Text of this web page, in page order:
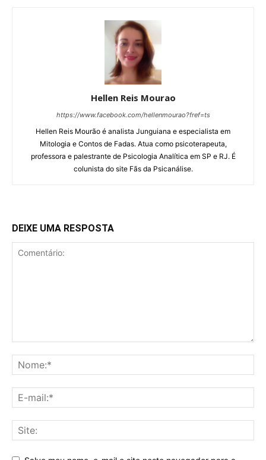
Hellen Reis Mourao
https://www.facebook.com/hellenmourao?fref=ts
Hellen Reis Mourão é analista Junguiana e especialista em
Mitologia e Contos de Fadas. Atua como psicoterapeuta,
professora e palestrante de Psicologia Analítica em SP e RJ. É
colunista do site Fãs da Psicanálise.
DEIXE UMA RESPOSTA